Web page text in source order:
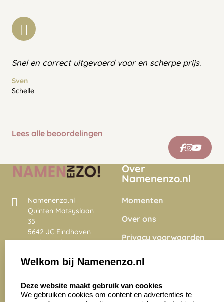
Snel en correct uitgevoerd voor en scherpe prijs.
Sven
Schelle
Lees alle beoordelingen
Namenenzo.nl
Quinten Matsyslaan
35
5642 JC Eindhoven
Nederland
4028 beoordelingen
Over
Namenenzo.nl
Momenten
Over ons
Privacy voorwaarden
Onze vacatures
Welkom bij Namenenzo.nl
Deze website maakt gebruik van cookies
We gebruiken cookies om content en advertenties te